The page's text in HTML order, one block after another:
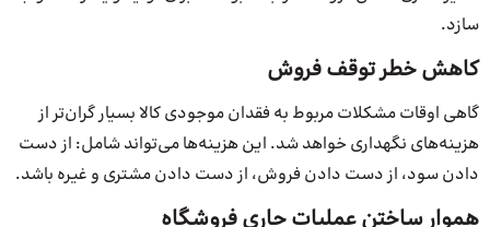
سازد.
کاهش خطر توقف فروش
گاهی اوقات مشکلات مربوط به فقدان موجودی کالا بسیار گران‌تر از
هزینه‌های نگهداری خواهد شد. این هزینه‌ها می‌تواند شامل: از دست
دادن سود، از دست دادن فروش، از دست دادن مشتری و غیره باشد.
هموار ساختن عملیات جاری فروشگاه